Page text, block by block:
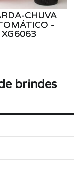
CHUVA
-
XG6063
brindes